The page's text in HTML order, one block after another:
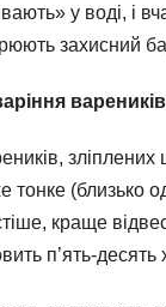
у воді, і
захисний
тонке (близько
краще
п’ять-десять